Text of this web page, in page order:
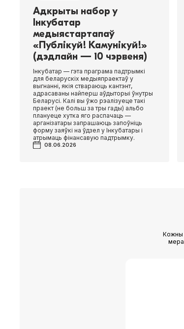
Адкрыты набор у
Інкубатар
медыястартапаў
«Публікуй! Камунікуй!»
(дэдлайн — 10 чэрвеня)
Інкубатар — гэта праграма падтрымкі
для беларускіх медыяпраектаў у
выгнанні, якія ствараюць кантэнт,
адрасаваны найперш аўдыторыі ўнутры
Беларусі. Калі вы ўжо рэалізуеце такі
праект (не больш за тры гады) альбо
плануеце хутка яго распачаць —
арганізатары запрашаюць запоўніць
форму заяўкі на ўдзел у Інкубатары і
атрымаць фінансавую падтрымку.
08.06.2026
Кожны